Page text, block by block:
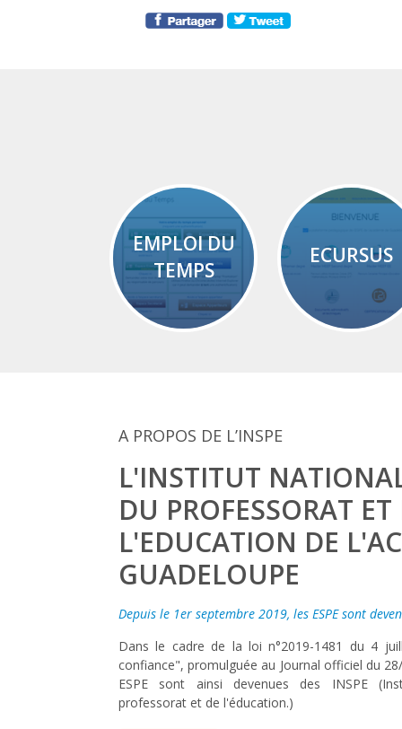
EMPLOI DU
TEMPS
ECURSUS
A PROPOS DE L’INSPE
L'INSTITUT
DU PROFESSORAT ET
L'EDUCATION DE
GUADELOUPE
Depuis le 1er septembre 2019, les ESPE sont
Dans le cadre de la loi n°2019-1481 du 4
confiance", promulguée au Journal officiel du
ESPE sont ainsi devenues des INSPE
professorat et de l'éducation.)